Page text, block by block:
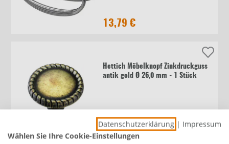
13,79 €
Hettich Möbelknopf Zinkdruckguss
antik gold Ø 26,0 mm - 1 Stück
6,89 €
Datenschutzerklärung | Impressum
Wählen Sie Ihre Cookie-Einstellungen